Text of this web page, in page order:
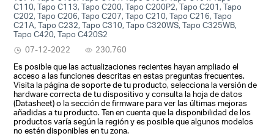
C110, Tapo C113, Tapo C200, Tapo C200P2, Tapo C201, Tapo
C202, Tapo C206, Tapo C207, Tapo C210, Tapo C216, Tapo
C21A, Tapo C232, Tapo C310, Tapo C320WS, Tapo C325WB,
Tapo C420, Tapo C420S2
07-12-2022
230,760
Es posible que las actualizaciones recientes hayan ampliado el
acceso a las funciones descritas en estas preguntas frecuentes.
Visita la página de soporte de tu producto, selecciona la versión de
hardware correcta de tu dispositivo y consulta la hoja de datos
(Datasheet) o la sección de firmware para ver las últimas mejoras
añadidas a tu producto. Ten en cuenta que la disponibilidad de los
productos varía según la región y es posible que algunos modelos
no estén disponibles en tu zona.